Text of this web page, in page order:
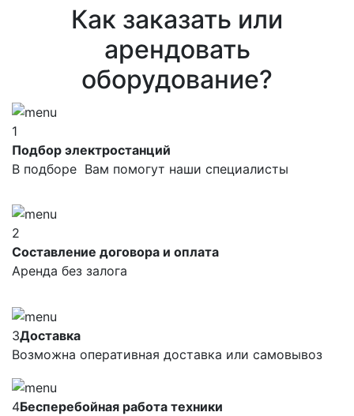
Как заказать или
арендовать
оборудование?
1
Подбор электростанций
В подборе Вам помогут наши специалисты
2
Составление договора и оплата
Аренда без залога
3Доставка
Возможна оперативная доставка или самовывоз
4Бесперебойная работа техники